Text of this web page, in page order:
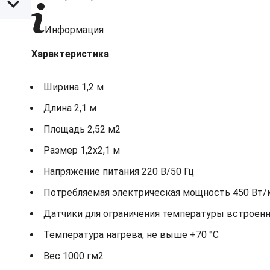
Информация
Характеристика
Ширина 1,2 м
Длина 2,1 м
Площадь 2,52 м2
Размер 1,2х2,1 м
Напряжение питания 220 В/50 Гц
Потребляемая электрическая мощность 450 Вт/
Датчики для ограничения температуры
Температура нагрева, не выше +70 °С
Вес 1000 гм2